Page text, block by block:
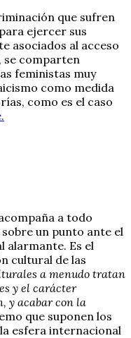
que sufren
ejercer sus
asociados al acceso
se comparten
feministas muy
como medida
como es el caso
a todo
un punto ante el
alarmante. Es el
cultural de las
a menudo tratan
y el carácter
y acabar con la
que suponen los
esfera internacional